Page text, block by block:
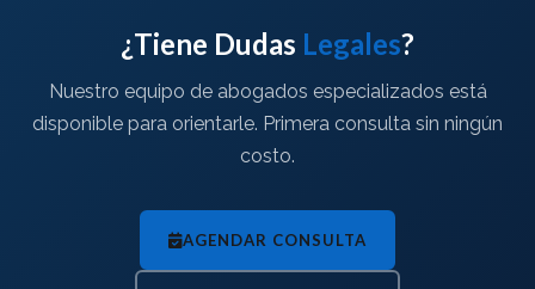
¿Tiene Dudas Legales?
Nuestro equipo de abogados especializados está
disponible para orientarle. Primera consulta sin ningún
costo.
AGENDAR CONSULTA